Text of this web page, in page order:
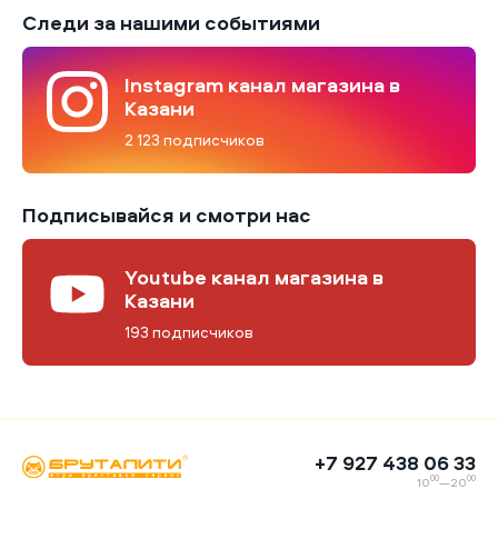
Следи за нашими событиями
Instagram канал магазина в
Казани
2 123 подписчиков
Подписывайся и смотри нас
Youtube канал магазина в
Казани
193 подписчиков
+7 927 438 06 33
1000—2000